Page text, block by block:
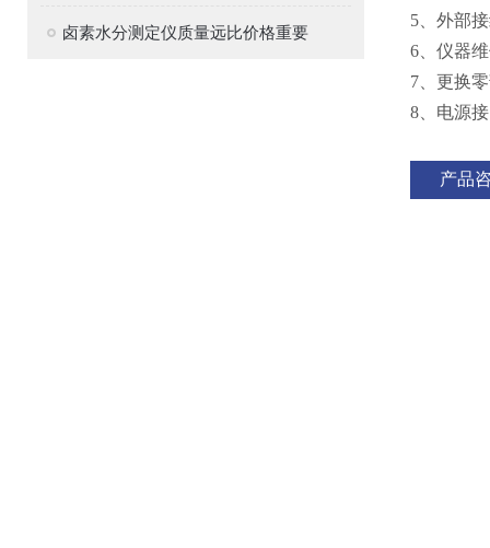
卤素水分测定仪质量远比价格重要
5、外部
6、仪器
7、更换
8、电源
产品